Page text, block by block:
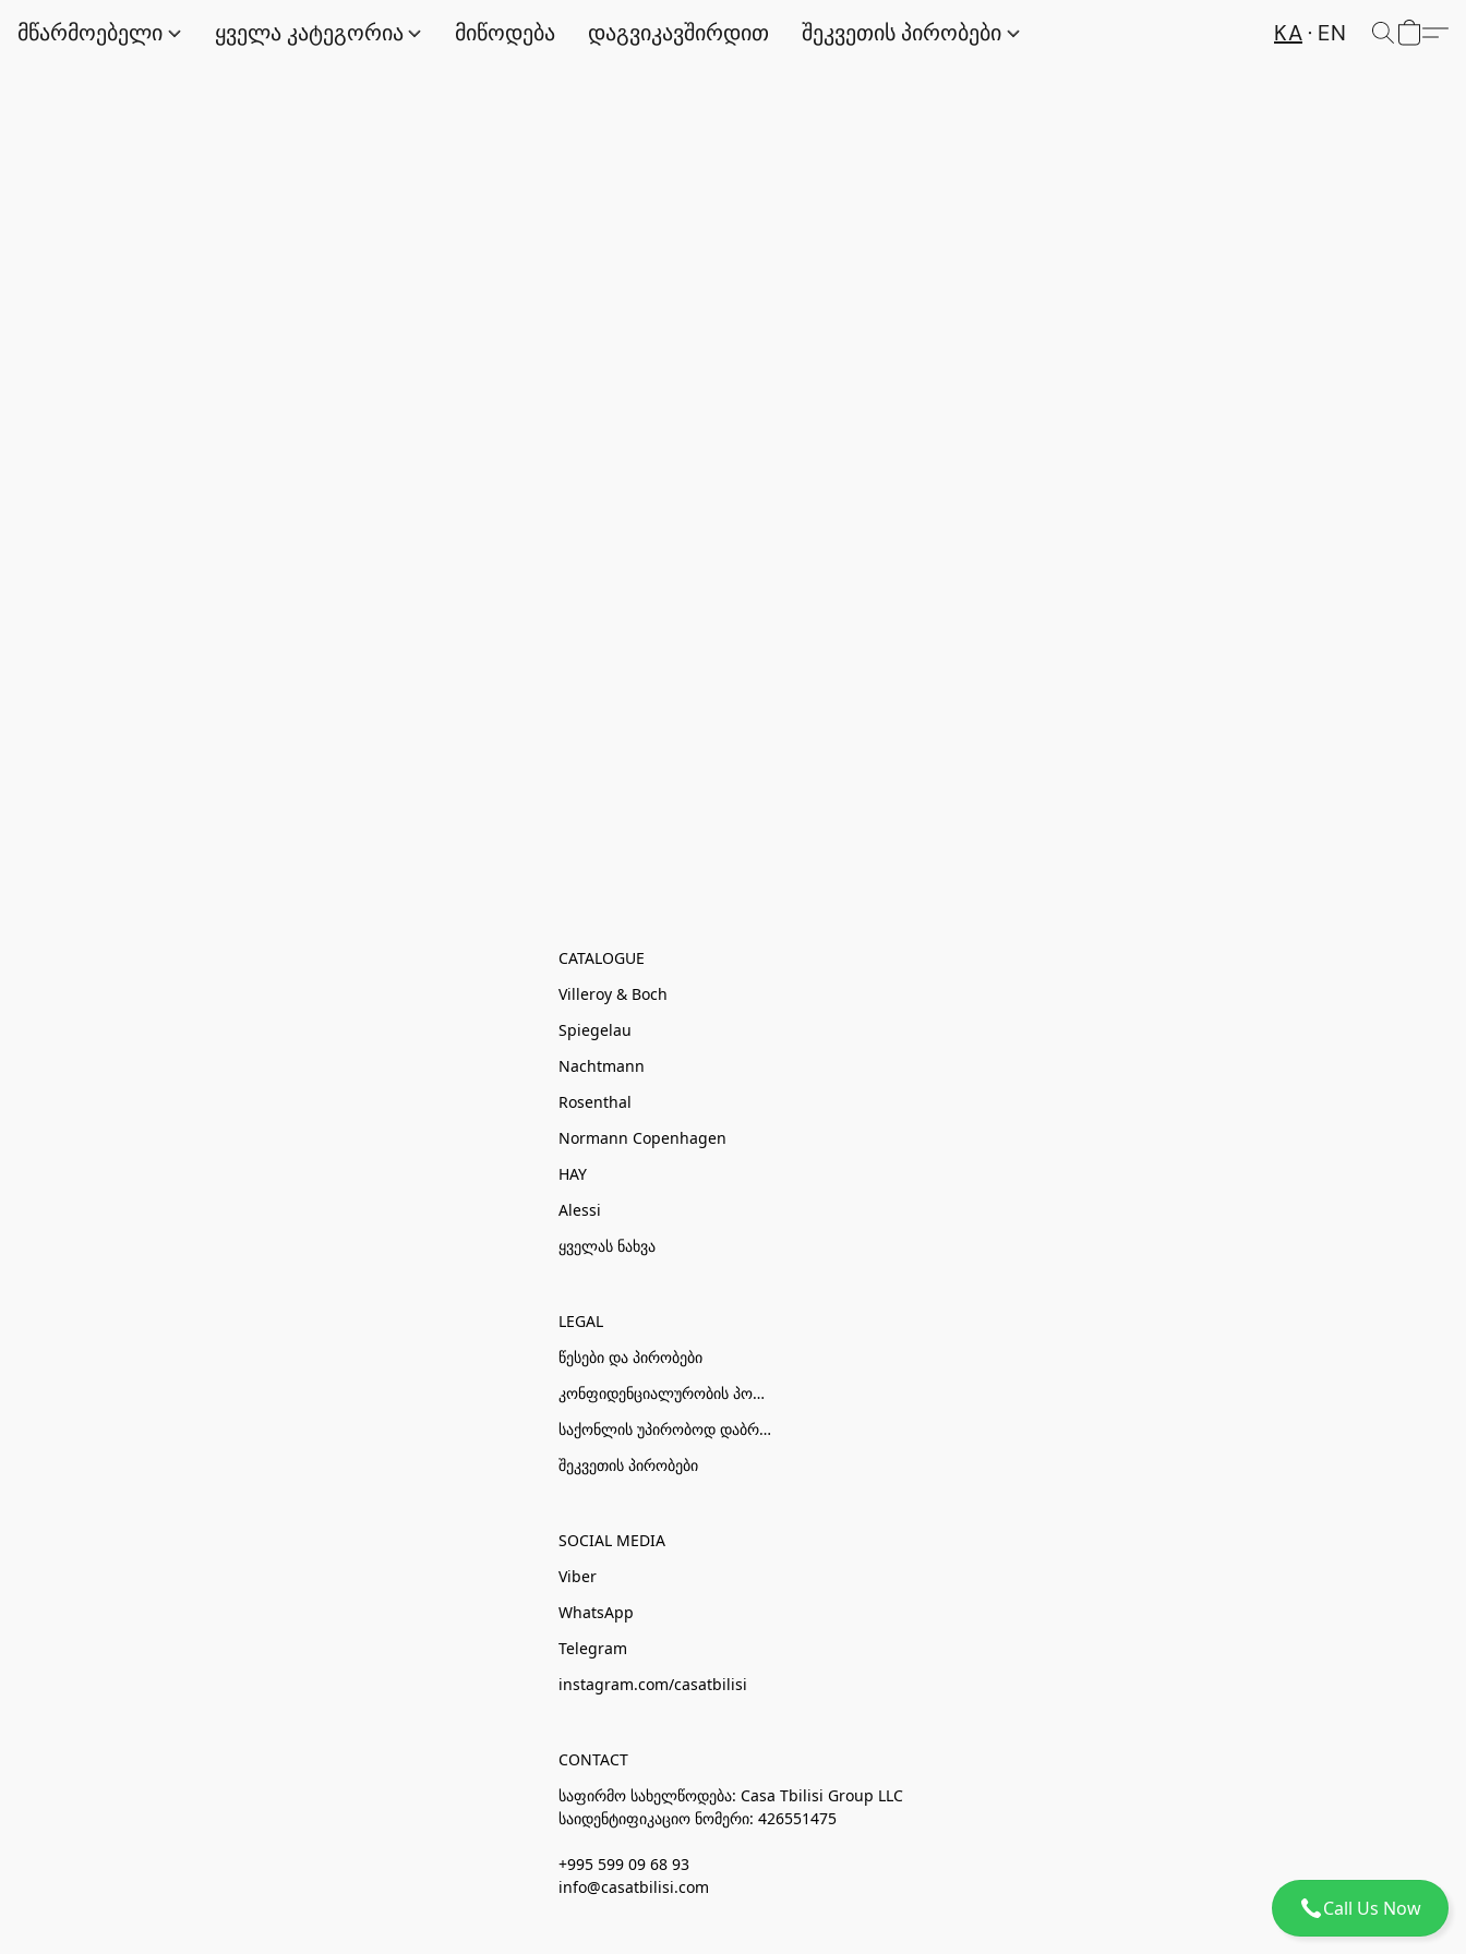
Call Us Now
მწარმოებელი ყველა კატეგორია მიწოდება დაგვიკავშირდით შეკვეთის პირობები KA EN
CATALOGUE
Villeroy & Boch
Spiegelau
Nachtmann
Rosenthal
Normann Copenhagen
HAY
Alessi
ყველას ნახვა
LEGAL
წესები და პირობები
კონფიდენციალურობის პოლიტიკა
საქონლის უპირობოდ დაბრუნების პირობები
შეკვეთის პირობები
SOCIAL MEDIA
Viber
WhatsApp
Telegram
instagram.com/casatbilisi
CONTACT
საფირმო სახელწოდება: Casa Tbilisi Group LLC
საიდენტიფიკაციო ნომერი: 426551475
+995 599 09 68 93
info@casatbilisi.com